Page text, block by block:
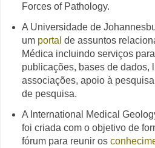
Forces of Pathology.
A Universidade de
um portal de assuntos
Médica incluindo serviços
publicações, bases de dados,
associações, apoio à
de pesquisa.
A International Medical
foi criada com o objetivo de
fórum para reunir os